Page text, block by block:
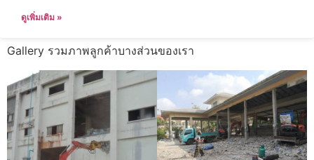
ดูเพิ่มเติม »
Gallery รวมภาพลูกค้าบางส่วนของเรา